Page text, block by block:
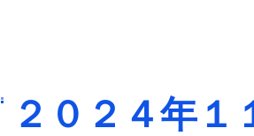
２０２４年１